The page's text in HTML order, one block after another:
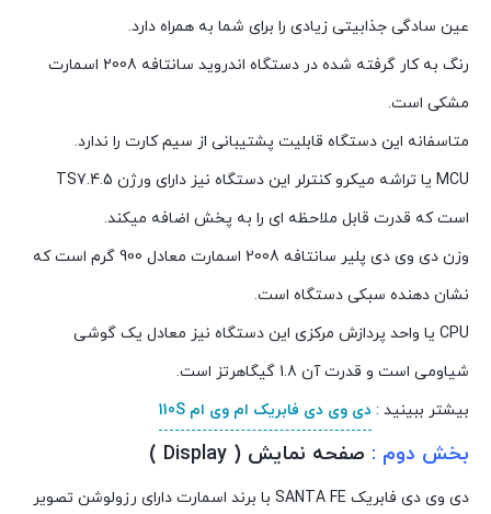
عین سادگی جذابیتی زیادی را برای شما به همراه دارد.
رنگ به کار گرفته شده در دستگاه اندروید سانتافه 2008 اسمارت
مشکی است.
متاسفانه این دستگاه قابلیت پشتیبانی از سیم کارت را ندارد.
MCU یا تراشه میکرو کنترلر این دستگاه نیز دارای ورژن TS7.4.5
است که قدرت قابل ملاحظه ای را به پخش اضافه میکند.
وزن دی وی دی پلیر سانتافه 2008 اسمارت معادل 900 گرم است که
نشان دهنده سبکی دستگاه است.
CPU یا واحد پردازش مرکزی این دستگاه نیز معادل یک گوشی
شیاومی است و قدرت آن 1.8 گیگاهرتز است.
بیشتر ببینید : دی وی دی فابریک ام وی ام 110S
بخش دوم : صفحه نمایش ( Display )
دی وی دی فابریک SANTA FE با برند اسمارت دارای رزولوشن تصویر